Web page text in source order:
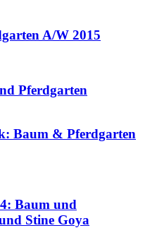
A/W 2015
Pferdgarten
Baum & Pferdgarten
Baum und
Stine Goya